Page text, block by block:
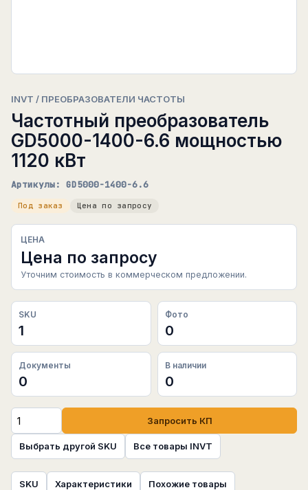
INVT / ПРЕОБРАЗОВАТЕЛИ ЧАСТОТЫ
Частотный преобразователь
GD5000-1400-6.6 мощностью
1120 кВт
Артикулы: GD5000-1400-6.6
Под заказ Цена по запросу
ЦЕНА
Цена по запросу
Уточним стоимость в коммерческом предложении.
SKU
1
Фото
0
Документы
0
В наличии
0
Запросить КП
Выбрать другой SKU Все товары INVT
SKU Характеристики Похожие товары